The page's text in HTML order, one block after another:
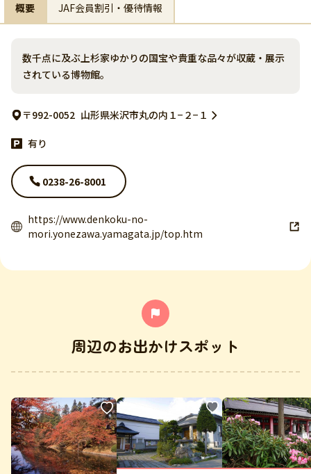
概要 JAF会員割引・優待情報
数千点に及ぶ上杉家ゆかりの国宝や貴重な品々が収蔵・展示
されている博物館。
〒992-0052 山形県米沢市丸の内１−２−１
有り
0238-26-8001
https://www.denkoku-no-
mori.yonezawa.yamagata.jp/top.htm
周辺のお出かけスポット